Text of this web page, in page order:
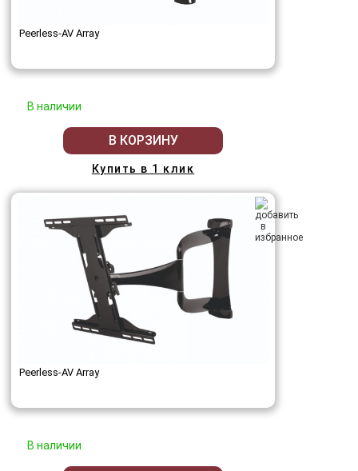
Peerless-AV Array
В наличии
В КОРЗИНУ
Купить в 1 клик
Peerless-AV Array
В наличии